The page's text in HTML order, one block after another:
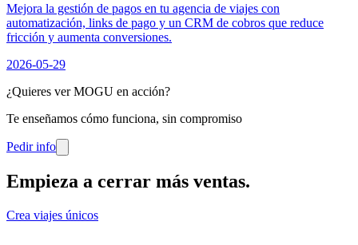
Mejora la gestión de pagos en tu agencia de viajes con
automatización, links de pago y un CRM de cobros que reduce
fricción y aumenta conversiones.
2026-05-29
¿Quieres ver MOGU en acción?
Te enseñamos cómo funciona, sin compromiso
Pedir info
Empieza a cerrar más ventas.
Crea viajes únicos